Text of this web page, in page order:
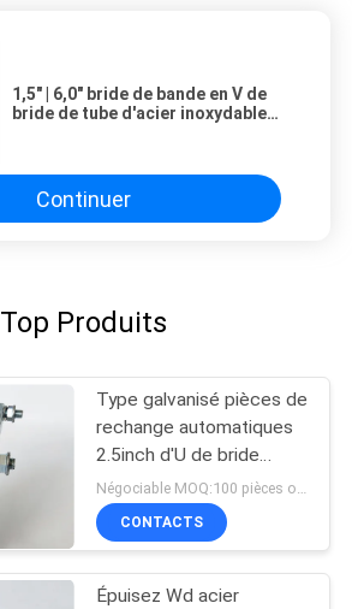
1,5" | 6,0" bride de bande en V de
bride de tube d'acier inoxydable
Continuer
Top Produits
Type galvanisé pièces de
rechange automatiques
2.5inch d'U de bride
d'échappement de
boulon
CONTACTS
Épuisez Wd acier